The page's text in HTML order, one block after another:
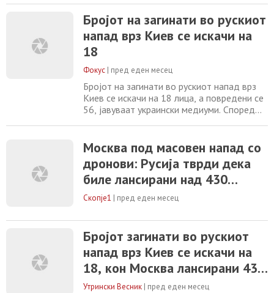
инфраструктура во Украина, со цел да се
предизвика што е можно поголемо
страдање и штета. Доцна синоќа, Зеленски
на социјалните мрежи објави дека Русија
истрелала 68 ракети,
Бројот на загинати во рускиот
напад врз Киев се искачи на
18
Фокус | пред еден месец
Бројот на загинати во рускиот напад врз
Киев се искачи на 18 лица, а повредени се
56, јавуваат украински медиуми. Според
„Телеграм“, спасувачките екипи и натаму
работат на терен. Претходно беше
соопштено дека во нападот загинале 16
лица. Во текот на ноќта меѓу 5 и 6 јули,
Москва под масовен напад со
дронови: Русија тврди дека
биле лансирани над 430
беспилотни летала
Скопје1 | пред еден месец
Бројот загинати во рускиот
напад врз Киев се искачи на
18, кон Москва лансирани 430
украински дронови
Утрински Весник | пред еден месец